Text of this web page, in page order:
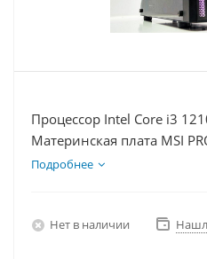
Процессор Intel Core i3
Материнская плата MSI
Видеокарта RTX 5050 8Гб,
Подробнее
Нет в наличии